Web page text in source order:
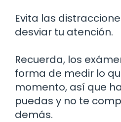
Evita las
desviar tu atención.
Recuerda, los
forma de medir lo
momento, así que
puedas y no te
demás.